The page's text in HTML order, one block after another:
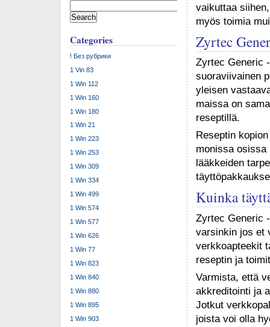
vaikuttaa
myös toimia
Zyrtec
Zyrtec Generic
suoraviivainen
yleisen
maissa on
reseptillä.
Reseptin
monissa osissa
lääkkeiden
Kuinka
Zyrtec Generic
varsinkin jos et
verkkoapteekit
reseptin ja
Varmista, että
akkreditointi ja
Jotkut
joista voi olla
for:
Categories
! Без рубрики
1 Vin 83
1 Win 112
1 Win 160
1 Win 180
1 Win 21
1 Win 223
1 Win 253
1 Win 309
1 Win 334
1 Win 499
1 Win 574
1 Win 577
1 Win 626
1 Win 77
1 Win 823
1 Win 840
1 Win 880
1 Win 895
1 Win 903